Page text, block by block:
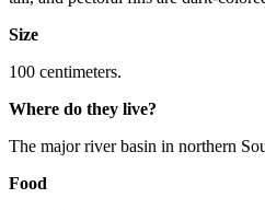
Size
100 centimeters.
Where do they live?
The major river basin in northern
Food